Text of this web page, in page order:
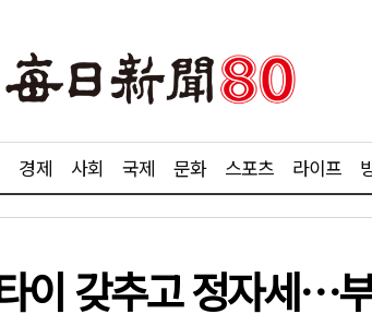
경제 사회 국제 문화 스포츠 라이프
이 갖추고 정자세…